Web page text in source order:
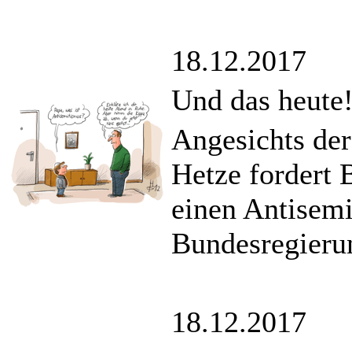
18.12.2017
Und das
Angesichts
Hetze fordert
einen
18.12.2017